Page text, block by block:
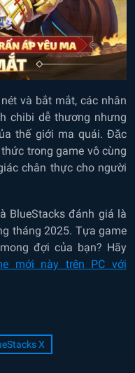
và bắt mắt, các nhân
chibi dễ thương nhưng
thế giới ma quái. Đặc
trong game vô cùng
chân thực cho người
BlueStacks đánh giá là
tháng 2025. Tựa game
đợi của bạn? Hãy
mới này trên PC với
X